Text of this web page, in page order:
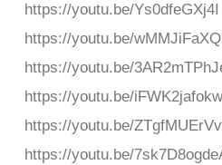
https://youtu.be/Ys0dfeGXj4I
https://youtu.be/
https://youtu.be/
https://youtu.be/iFWK2jafokw
https://youtu.be/
https://youtu.be/